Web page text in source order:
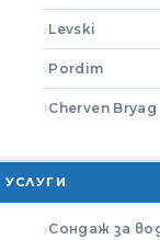
Levski
Pordim
Cherven Bryag
УСЛУГИ
Сондаж за